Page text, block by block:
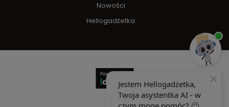
Nowości
Hellogadżetka